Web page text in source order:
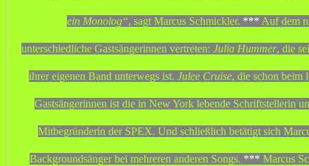
ein Monolog“, sagt Marcus Schmickler. *** Auf dem
unterschiedliche Gastsängerinnen vertreten: Julia Hummer, die
ihrer eigenen Band unterwegs ist. Julee Cruise, die schon beim
Gastsängerinnen ist die in New York lebende Schriftstellerin
Mitbegründerin der SPEX. Und schließlich betätigt sich
Backgroundsänger bei mehreren anderen Songs. *** Marcus